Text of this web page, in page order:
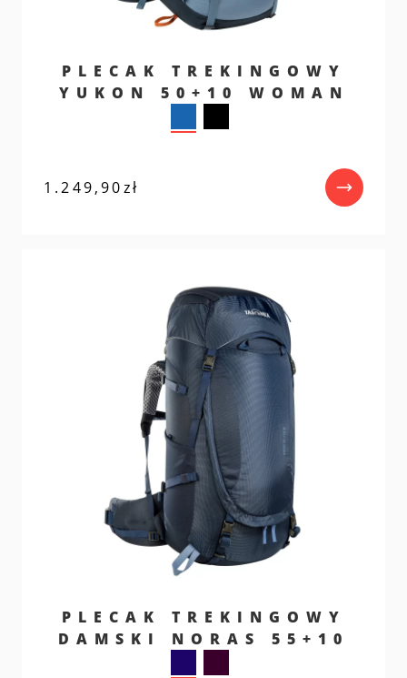
PLECAK TREKINGOWY
YUKON 50+10 WOMAN
1.249,90zł
PLECAK TREKINGOWY
DAMSKI NORAS 55+10